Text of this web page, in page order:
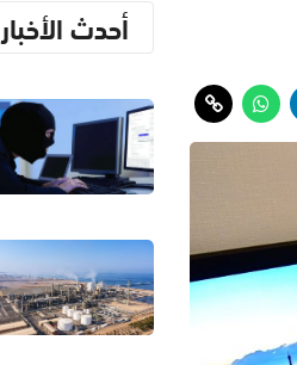
أحدث الأخبار